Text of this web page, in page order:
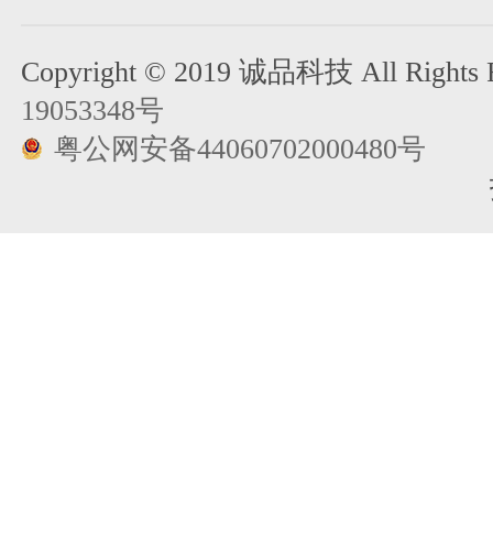
Copyright © 2019 诚品科技 All Rights
19053348号
粤公网安备44060702000480号